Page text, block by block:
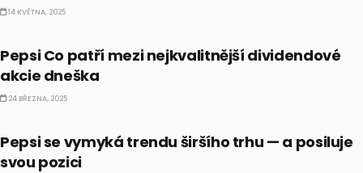
14 KVĚTNA, 2025
Pepsi Co patří mezi nejkvalitnější dividendové
akcie dneška
24 BŘEZNA, 2025
Pepsi se vymyká trendu širšího trhu — a posiluje
svou pozici